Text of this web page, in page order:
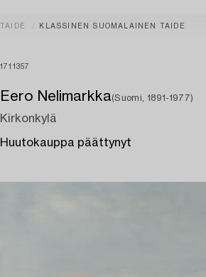
TAIDE KLASSINEN SUOMALAINEN TAIDE
1711357
Eero Nelimarkka(Suomi, 1891-1977)
Kirkonkylä
Huutokauppa päättynyt